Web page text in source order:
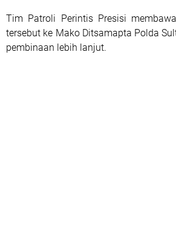
Tim Patroli Perintis Presisi
tersebut ke Mako Ditsamapta Polda
pembinaan lebih lanjut.